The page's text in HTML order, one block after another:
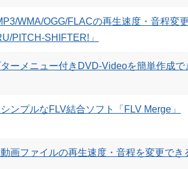
WMA/OGG/FLACの再生速度・音程変
PITCH-SHIFTER!」
ーメニュー付きDVD-Videoを簡単作成
ンプルなFLV結合ソフト「FLV Merge」
画ファイルの再生速度・音程を変更でき